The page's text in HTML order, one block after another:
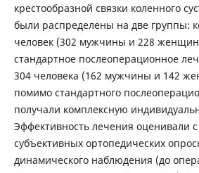
крестообразной связки коленного
были распределены на две группы:
человек (302 мужчины и 228
стандартное послеоперационное
304 человека (162 мужчины и 142
помимо стандартного
получали комплексную
Эффективность лечения оценивали
субъективных ортопедических
динамического наблюдения (до